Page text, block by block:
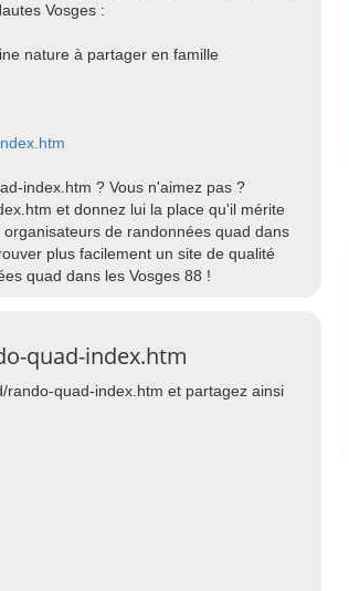
Vosges :
nature à partager en famille
index.htm ? Vous n'aimez pas ?
et donnez lui la place qu'il mérite
de randonnées quad dans
plus facilement un site de qualité
quad dans les Vosges 88 !
quad-index.htm
quad-index.htm et partagez ainsi